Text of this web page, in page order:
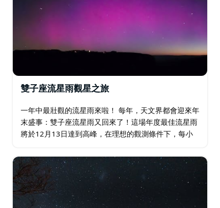
雙子座流星雨觀星之旅
一年中最壯觀的流星雨來啦！ 每年，天文界都會迎來年
末盛事：雙子座流星雨又回來了！這場年度最佳流星雨
將於12月13日達到高峰，在理想的觀測條件下，每小